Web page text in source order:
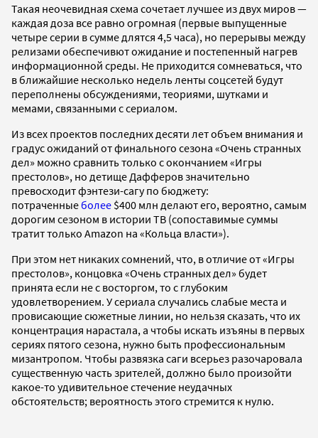
Такая неочевидная схема сочетает лучшее из двух миров —
каждая доза все равно огромная (первые выпущенные
четыре серии в сумме длятся 4,5 часа), но перерывы между
релизами обеспечивют ожидание и постепенный нагрев
информационной среды. Не приходится сомневаться, что
в ближайшие несколько недель ленты соцсетей будут
переполнены обсуждениями, теориями, шутками и
мемами, связанными с сериалом.
Из всех проектов последних десяти лет объем внимания и
градус ожиданий от финального сезона «Очень странных
дел» можно сравнить только с окончанием «Игры
престолов», но детище Дафферов значительно
превосходит фэнтези-сагу по бюджету:
потраченныеболее $400 млн делают его, вероятно, самым
дорогим сезоном в истории ТВ (сопоставимые суммы
тратит только Amazon на «Кольца власти»).
При этом нет никаких сомнений, что, в отличие от «Игры
престолов», концовка «Очень странных дел» будет
принята если не с восторгом, то с глубоким
удовлетворением. У сериала случались слабые места и
провисающие сюжетные линии, но нельзя сказать, что их
концентрация нарастала, а чтобы искать изъяны в первых
сериях пятого сезона, нужно быть профессиональным
мизантропом. Чтобы развязка саги всерьез разочаровала
существенную часть зрителей, должно было произойти
какое-то удивительное стечение неудачных
обстоятельств; вероятность этого стремится к нулю.